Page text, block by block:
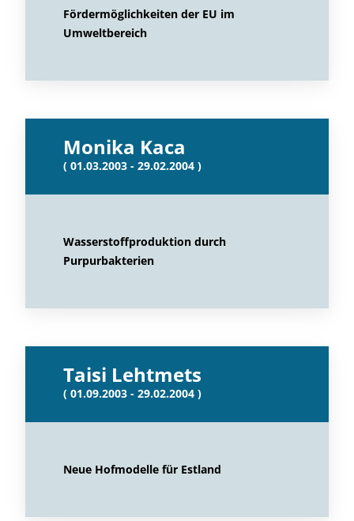
Fördermöglichkeiten der EU im
Umweltbereich
Monika Kaca
( 01.03.2003 - 29.02.2004 )
Wasserstoffproduktion durch
Purpurbakterien
Taisi Lehtmets
( 01.09.2003 - 29.02.2004 )
Neue Hofmodelle für Estland